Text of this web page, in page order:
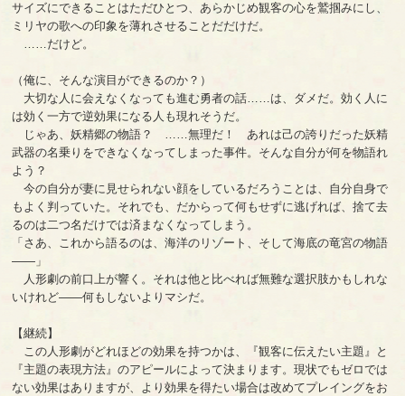
サイズにできることはただひとつ、あらかじめ観客の心を鷲掴みにし、
ミリヤの歌への印象を薄れさせることだだけだ。
……だけど。
（俺に、そんな演目ができるのか？）
大切な人に会えなくなっても進む勇者の話……は、ダメだ。効く人に
は効く一方で逆効果になる人も現れそうだ。
じゃあ、妖精郷の物語？ ……無理だ！ あれは己の誇りだった妖精
武器の名乗りをできなくなってしまった事件。そんな自分が何を物語れ
よう？
今の自分が妻に見せられない顔をしているだろうことは、自分自身で
もよく判っていた。それでも、だからって何もせずに逃げれば、捨て去
るのは二つ名だけでは済まなくなってしまう。
「さあ、これから語るのは、海洋のリゾート、そして海底の竜宮の物語
――」
人形劇の前口上が響く。それは他と比べれば無難な選択肢かもしれな
いけれど――何もしないよりマシだ。
【継続】
この人形劇がどれほどの効果を持つかは、『観客に伝えたい主題』と
『主題の表現方法』のアピールによって決まります。現状でもゼロでは
ない効果はありますが、より効果を得たい場合は改めてプレイングをお